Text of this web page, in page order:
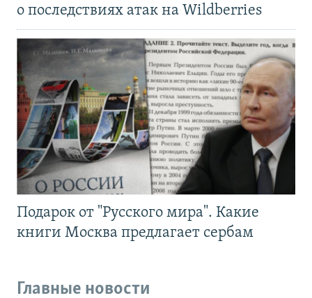
о последствиях атак на Wildberries
Подарок от "Русского мира". Какие
книги Москва предлагает сербам
Главные новости